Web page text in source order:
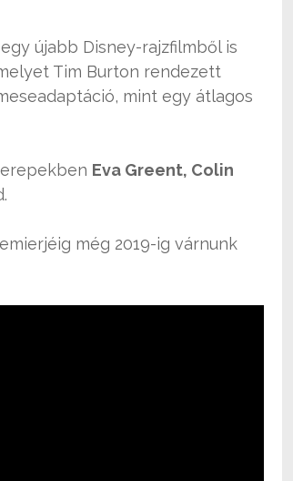
újabb Disney-rajzfilmből is
Tim Burton rendezett
mint egy átlagos
Eva Greent, Colin
még 2019-ig várnunk